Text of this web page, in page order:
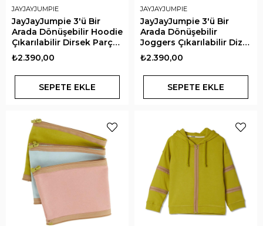
JAYJAYJUMPIE
JayJayJumpie 3'ü Bir
Arada Dönüşebilir Hoodie
Çıkarılabilir Dirsek Parçalı
Kapüşonlu Çocuk
Sweatshirt | Pembe
₺2.390,00
SEPETE EKLE
JAYJAYJUMPIE
JayJayJumpie 3'ü Bir
Arada Dönüşebilir
Joggers Çıkarılabilir Diz
Parçalı Çocuk Pantolon |
Pembe
₺2.390,00
SEPETE EKLE